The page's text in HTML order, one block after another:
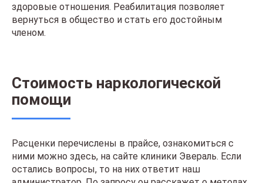
здоровые отношения. Реабилитация позволяет
вернуться в общество и стать его достойным
членом.
Стоимость наркологической
помощи
Расценки перечислены в прайсе, ознакомиться с
ними можно здесь, на сайте клиники Эвераль. Если
остались вопросы, то на них ответит наш